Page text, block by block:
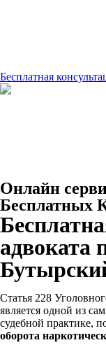
Бесплатная
Онлайн
Бесплатных
адвоката
Статья 228
является одной из
судебной практике,
оборота